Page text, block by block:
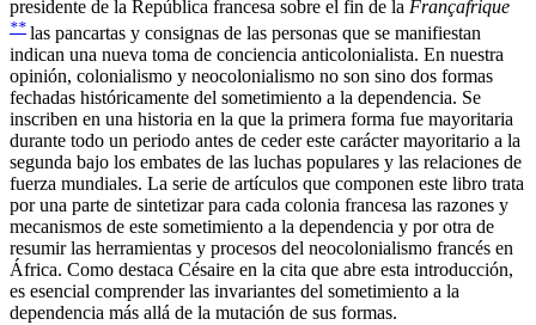
presidente de la República francesa sobre el fin de la Françafrique
** las pancartas y consignas de las personas que se manifiestan
indican una nueva toma de conciencia anticolonialista. En nuestra
opinión, colonialismo y neocolonialismo no son sino dos formas
fechadas históricamente del sometimiento a la dependencia. Se
inscriben en una historia en la que la primera forma fue mayoritaria
durante todo un periodo antes de ceder este carácter mayoritario a la
segunda bajo los embates de las luchas populares y las relaciones de
fuerza mundiales. La serie de artículos que componen este libro trata
por una parte de sintetizar para cada colonia francesa las razones y
mecanismos de este sometimiento a la dependencia y por otra de
resumir las herramientas y procesos del neocolonialismo francés en
África. Como destaca Césaire en la cita que abre esta introducción,
es esencial comprender las invariantes del sometimiento a la
dependencia más allá de la mutación de sus formas.